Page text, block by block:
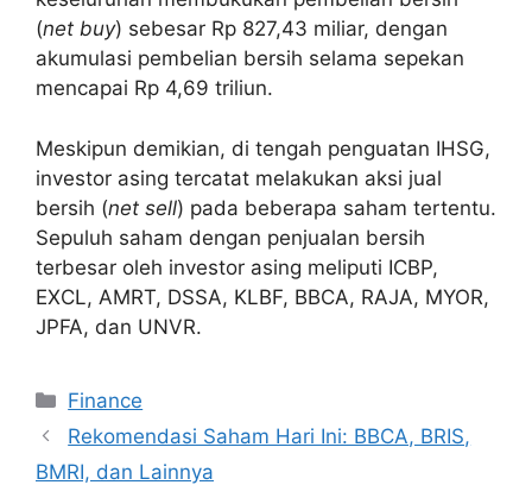
(net buy) sebesar Rp 827,43 miliar, dengan
akumulasi pembelian bersih selama sepekan
mencapai Rp 4,69 triliun.
Meskipun demikian, di tengah penguatan IHSG,
investor asing tercatat melakukan aksi jual
bersih (net sell) pada beberapa saham tertentu.
Sepuluh saham dengan penjualan bersih
terbesar oleh investor asing meliputi ICBP,
EXCL, AMRT, DSSA, KLBF, BBCA, RAJA, MYOR,
JPFA, dan UNVR.
Categories
Finance
Rekomendasi Saham Hari Ini: BBCA, BRIS,
BMRI, dan Lainnya